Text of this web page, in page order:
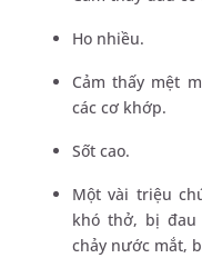
Ho nhiều.
Cảm thấy mệt
các cơ khớp.
Sốt cao.
Một vài triệu
khó thở, bị
chảy nước mắt,